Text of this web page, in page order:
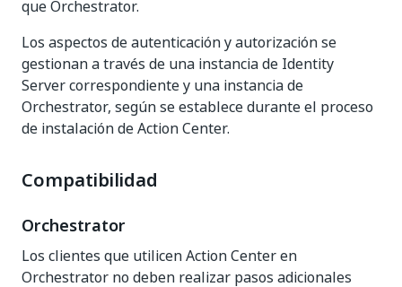
que Orchestrator.
Los aspectos de autenticación y autorización se
gestionan a través de una instancia de Identity
Server correspondiente y una instancia de
Orchestrator, según se establece durante el proceso
de instalación de Action Center.
Compatibilidad
Orchestrator
Los clientes que utilicen Action Center en
Orchestrator no deben realizar pasos adicionales